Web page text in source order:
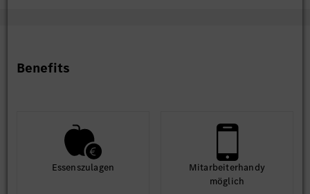
Benefits
Essens­zulagen
Mit­arbeiter­handy
möglich